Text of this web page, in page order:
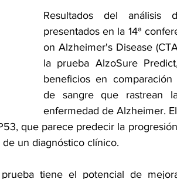
especial dia mundial de la
Resultados del análisis
presentados en la 14ª
on Alzheimer's Disease
la prueba AlzoSure
beneficios en
de sangre que rastrean
enfermedad de Alzheimer.
que parece predecir la
un diagnóstico clínico.
tiene el potencial de